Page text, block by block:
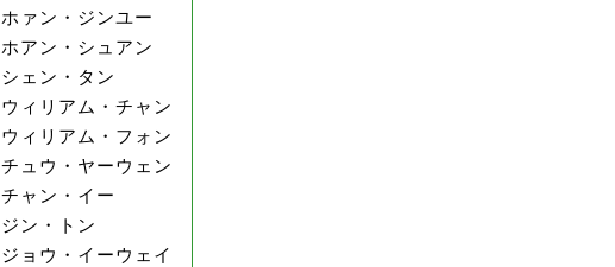
ホァン・ジンユー
ホアン・シュアン
シェン・タン
ウィリアム・チャン
ウィリアム・フォン
チュウ・ヤーウェン
チャン・イー
ジン・トン
ジョウ・イーウェイ